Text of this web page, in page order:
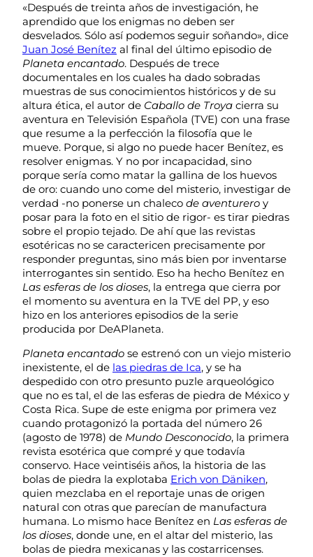
«Después de treinta años de investigación, he
aprendido que los enigmas no deben ser
desvelados. Sólo así podemos seguir soñando», dice
Juan José Benítez al final del último episodio de
Planeta encantado. Después de trece
documentales en los cuales ha dado sobradas
muestras de sus conocimientos históricos y de su
altura ética, el autor de Caballo de Troya cierra su
aventura en Televisión Española (TVE) con una frase
que resume a la perfección la filosofía que le
mueve. Porque, si algo no puede hacer Benítez, es
resolver enigmas. Y no por incapacidad, sino
porque sería como matar la gallina de los huevos
de oro: cuando uno come del misterio, investigar de
verdad -no ponerse un chaleco de aventurero y
posar para la foto en el sitio de rigor- es tirar piedras
sobre el propio tejado. De ahí que las revistas
esotéricas no se caractericen precisamente por
responder preguntas, sino más bien por inventarse
interrogantes sin sentido. Eso ha hecho Benítez en
Las esferas de los dioses, la entrega que cierra por
el momento su aventura en la TVE del PP, y eso
hizo en los anteriores episodios de la serie
producida por DeAPlaneta.
Planeta encantado se estrenó con un viejo misterio
inexistente, el de las piedras de Ica, y se ha
despedido con otro presunto puzle arqueológico
que no es tal, el de las esferas de piedra de México y
Costa Rica. Supe de este enigma por primera vez
cuando protagonizó la portada del número 26
(agosto de 1978) de Mundo Desconocido, la primera
revista esotérica que compré y que todavía
conservo. Hace veintiséis años, la historia de las
bolas de piedra la explotaba Erich von Däniken,
quien mezclaba en el reportaje unas de origen
natural con otras que parecían de manufactura
humana. Lo mismo hace Benítez en Las esferas de
los dioses, donde une, en el altar del misterio, las
bolas de piedra mexicanas y las costarricenses.